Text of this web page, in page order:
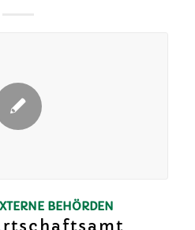
BEHÖRDEN